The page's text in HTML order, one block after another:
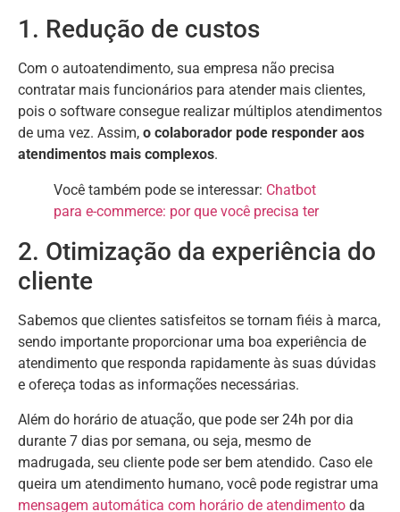
1. Redução de custos
Com o autoatendimento, sua empresa não precisa
contratar mais funcionários para atender mais clientes,
pois o software consegue realizar múltiplos atendimentos
de uma vez. Assim, o colaborador pode responder aos
atendimentos mais complexos.
Você também pode se interessar: Chatbot
para e-commerce: por que você precisa ter
2. Otimização da experiência do
cliente
Sabemos que clientes satisfeitos se tornam fiéis à marca,
sendo importante proporcionar uma boa experiência de
atendimento que responda rapidamente às suas dúvidas
e ofereça todas as informações necessárias.
Além do horário de atuação, que pode ser 24h por dia
durante 7 dias por semana, ou seja, mesmo de
madrugada, seu cliente pode ser bem atendido. Caso ele
queira um atendimento humano, você pode registrar uma
mensagem automática com horário de atendimento da